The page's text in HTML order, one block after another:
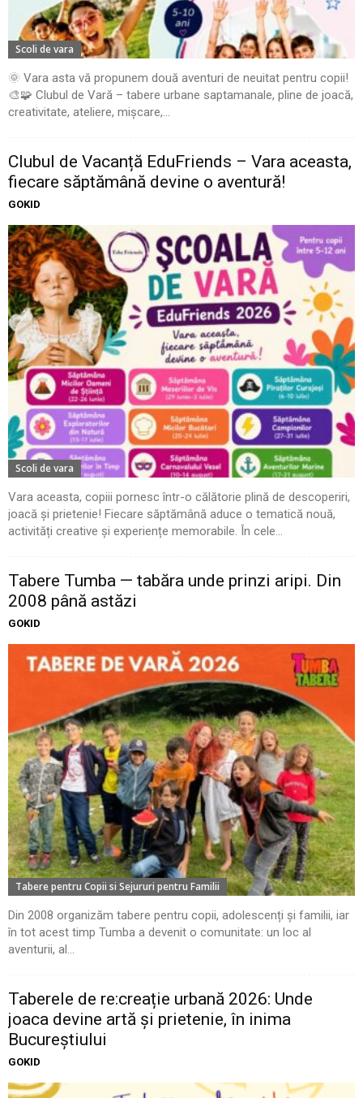
Scoli de vara
🌞 Vara asta vă propunem două aventuri de neuitat pentru copii!
🎨🧩 Clubul de Vară – tabere urbane saptamanale, pline de joacă,
creativitate, ateliere, mișcare,...
Clubul de Vacanță EduFriends – Vara aceasta,
fiecare săptămână devine o aventură!
GOKID
Scoli de vara
Vara aceasta, copiii pornesc într-o călătorie plină de descoperiri,
joacă și prietenie! Fiecare săptămână aduce o tematică nouă,
activități creative și experiențe memorabile. În cele...
Tabere Tumba — tabăra unde prinzi aripi. Din
2008 până astăzi
GOKID
Tabere pentru Copii si Sejururi pentru Familii
Din 2008 organizăm tabere pentru copii, adolescenți și familii, iar
în tot acest timp Tumba a devenit o comunitate: un loc al
aventurii, al...
Taberele de re:creație urbană 2026: Unde
joaca devine artă și prietenie, în inima
Bucureștiului
GOKID